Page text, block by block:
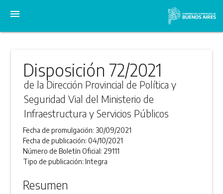
menu
Disposición 72/2021
de la Dirección Provincial de Política y
Seguridad Vial del Ministerio de
Infraestructura y Servicios Públicos
Fecha de promulgación: 30/09/2021
Fecha de publicación:04/10/2021
Número de Boletín Oficial: 29111
Tipo de publicación:Integra
Resumen